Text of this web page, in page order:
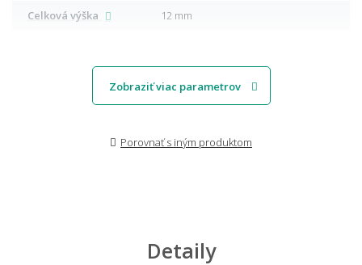
Celková výška
12 mm
Zobraziť viac parametrov
Porovnať s iným produktom
Detaily